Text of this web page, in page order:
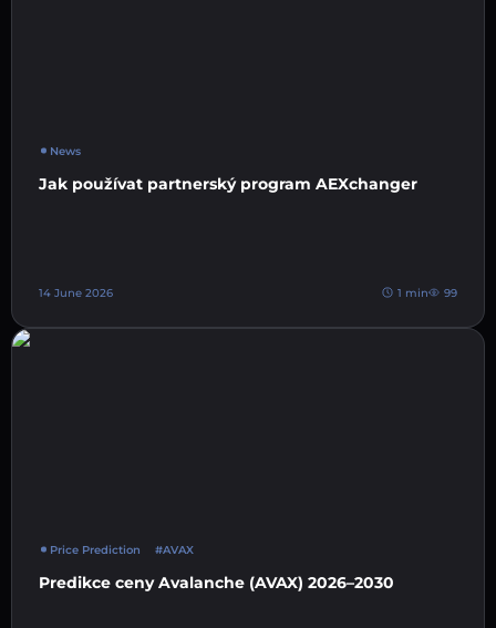
News
Jak používat partnerský program AEXchanger
14 June 2026 1 min 99
Price Prediction #AVAX
Predikce ceny Avalanche (AVAX) 2026–2030